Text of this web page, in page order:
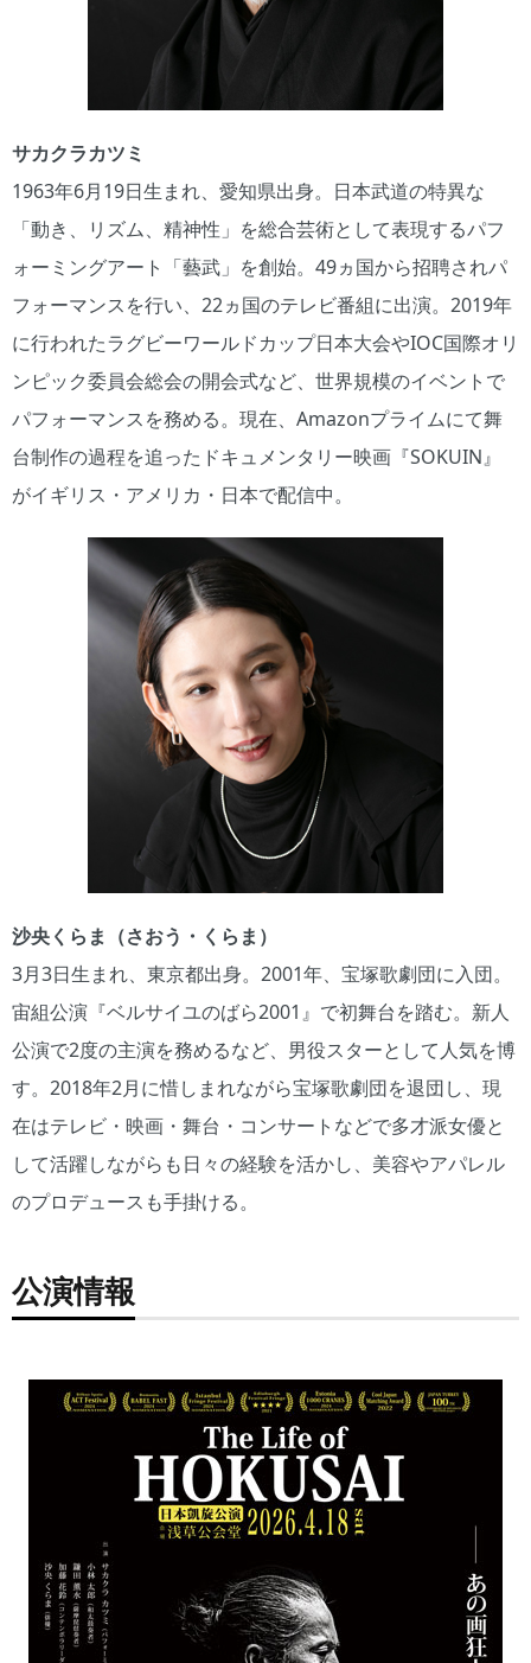
サカクラカツミ
1963年6月19日生まれ、愛知県出身。日本武道の特異な
「動き、リズム、精神性」を総合芸術として表現するパフ
ォーミングアート「藝武」を創始。49ヵ国から招聘されパ
フォーマンスを行い、22ヵ国のテレビ番組に出演。2019年
に行われたラグビーワールドカップ日本大会やIOC国際オリ
ンピック委員会総会の開会式など、世界規模のイベントで
パフォーマンスを務める。現在、Amazonプライムにて舞
台制作の過程を追ったドキュメンタリー映画『SOKUIN』
がイギリス・アメリカ・日本で配信中。
沙央くらま（さおう・くらま）
3月3日生まれ、東京都出身。2001年、宝塚歌劇団に入団。
宙組公演『ベルサイユのばら2001』で初舞台を踏む。新人
公演で2度の主演を務めるなど、男役スターとして人気を博
す。2018年2月に惜しまれながら宝塚歌劇団を退団し、現
在はテレビ・映画・舞台・コンサートなどで多才派女優と
して活躍しながらも日々の経験を活かし、美容やアパレル
のプロデュースも手掛ける。
公演情報